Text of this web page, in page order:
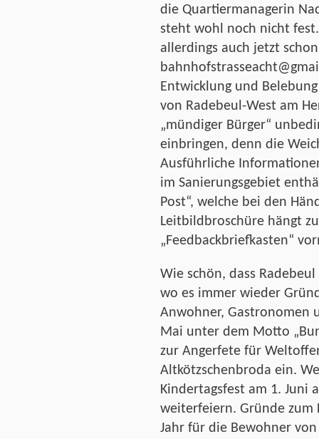
die Quartiermanagerin
steht wohl noch nicht
allerdings auch jetzt
Entwicklung und
von Radebeul-West am
„mündiger Bürger“
einbringen, denn die
Ausführliche
im Sanierungsgebiet
Post“, welche bei den
Leitbildbroschüre hängt
„Feedbackbriefkasten“
Wie schön, dass
wo es immer wieder
Anwohner, Gastronomen
Mai unter dem Motto
zur Angerfete für
Altkötzschenbroda ein.
Kindertagsfest am 1. Juni
weiterfeiern. Gründe zum
Jahr für die Bewohner